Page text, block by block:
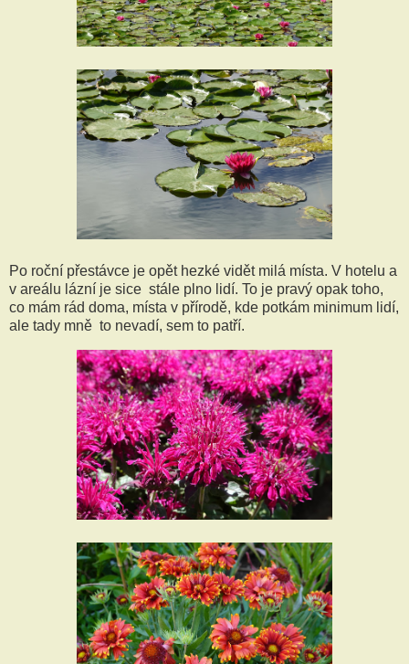
Po roční přestávce je opět hezké vidět milá místa. V hotelu a
v areálu lázní je sice stále plno lidí. To je pravý opak toho,
co mám rád doma, místa v přírodě, kde potkám minimum lidí,
ale tady mně to nevadí, sem to patří.